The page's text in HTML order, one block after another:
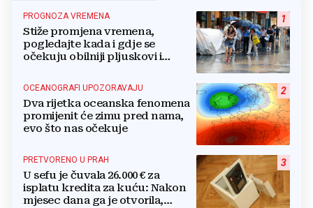
1
PROGNOZA VREMENA
Stiže promjena vremena,
pogledajte kada i gdje se
očekuju obilniji pljuskovi i
2
OCEANOGRAFI UPOZORAVAJU
Dva rijetka oceanska fenomena
promijenit će zimu pred nama,
evo što nas očekuje
3
PRETVORENO U PRAH
U sefu je čuvala 26.000 € za
isplatu kredita za kuću: Nakon
mjesec dana ga je otvorila,